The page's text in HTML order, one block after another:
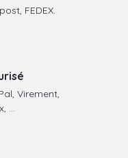
FEDEX.
Virement,
...